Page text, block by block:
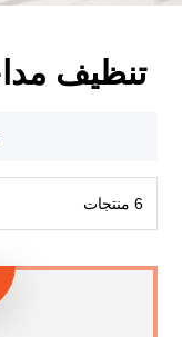
تنظيف